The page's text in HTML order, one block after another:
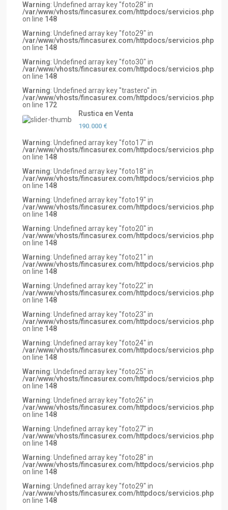
Warning: Undefined array key "foto28" in
/var/www/vhosts/fincasurex.com/httpdocs/servicios.php
on line 148
Warning: Undefined array key "foto29" in
/var/www/vhosts/fincasurex.com/httpdocs/servicios.php
on line 148
Warning: Undefined array key "foto30" in
/var/www/vhosts/fincasurex.com/httpdocs/servicios.php
on line 148
Warning: Undefined array key "trastero" in
/var/www/vhosts/fincasurex.com/httpdocs/servicios.php
on line 172
Rustica en Venta
190.000 €
Warning: Undefined array key "foto17" in
/var/www/vhosts/fincasurex.com/httpdocs/servicios.php
on line 148
Warning: Undefined array key "foto18" in
/var/www/vhosts/fincasurex.com/httpdocs/servicios.php
on line 148
Warning: Undefined array key "foto19" in
/var/www/vhosts/fincasurex.com/httpdocs/servicios.php
on line 148
Warning: Undefined array key "foto20" in
/var/www/vhosts/fincasurex.com/httpdocs/servicios.php
on line 148
Warning: Undefined array key "foto21" in
/var/www/vhosts/fincasurex.com/httpdocs/servicios.php
on line 148
Warning: Undefined array key "foto22" in
/var/www/vhosts/fincasurex.com/httpdocs/servicios.php
on line 148
Warning: Undefined array key "foto23" in
/var/www/vhosts/fincasurex.com/httpdocs/servicios.php
on line 148
Warning: Undefined array key "foto24" in
/var/www/vhosts/fincasurex.com/httpdocs/servicios.php
on line 148
Warning: Undefined array key "foto25" in
/var/www/vhosts/fincasurex.com/httpdocs/servicios.php
on line 148
Warning: Undefined array key "foto26" in
/var/www/vhosts/fincasurex.com/httpdocs/servicios.php
on line 148
Warning: Undefined array key "foto27" in
/var/www/vhosts/fincasurex.com/httpdocs/servicios.php
on line 148
Warning: Undefined array key "foto28" in
/var/www/vhosts/fincasurex.com/httpdocs/servicios.php
on line 148
Warning: Undefined array key "foto29" in
/var/www/vhosts/fincasurex.com/httpdocs/servicios.php
on line 148